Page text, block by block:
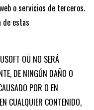
o servicios de terceros.
de estas
OÜ NO SERÁ
DE NINGÚN DAÑO O
POR O EN
CUALQUIER CONTENIDO,